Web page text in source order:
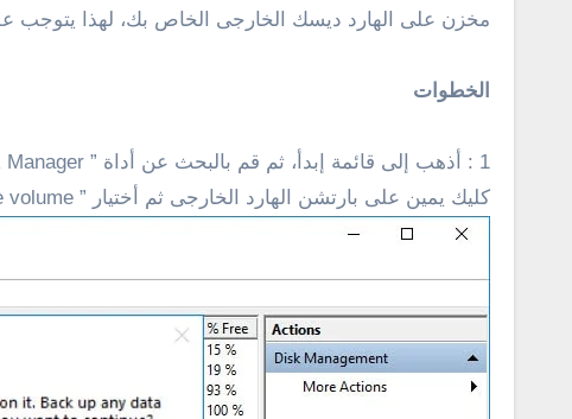
مخزن على الهارد ديسك الخارجى الخاص بك، لهذا يتوجب
الخطوات
كليك يمين على بارتشن الهارد الخارجى ثم أختيار ” delete volume ” ( قرر هذه الخطوة مع جميع بارتشنات الهارد الخارجى ) بعد ذلك تظهر رسالة تقوم بالنقر على yes .